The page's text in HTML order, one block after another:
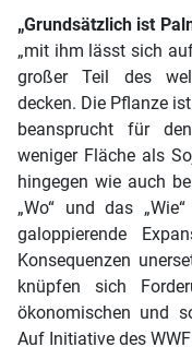
„Grundsätzlich ist
„mit ihm lässt sich
großer Teil des
decken. Die Pflanze
beansprucht für
weniger Fläche als
hingegen wie auch
„Wo“ und das
galoppierende
Konsequenzen
knüpfen sich
ökonomischen und
Auf Initiative des